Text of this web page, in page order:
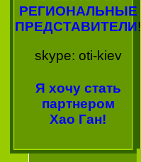
РЕГИОНАЛЬНЫЕ
ПРЕДСТАВИТЕЛИ!
skype: oti-kiev
Я хочу стать
партнером
Хао Ган!